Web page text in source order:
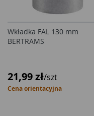
Wkładka FAL 130 mm
BERTRAMS
21,99 zł/szt
Cena orientacyjna